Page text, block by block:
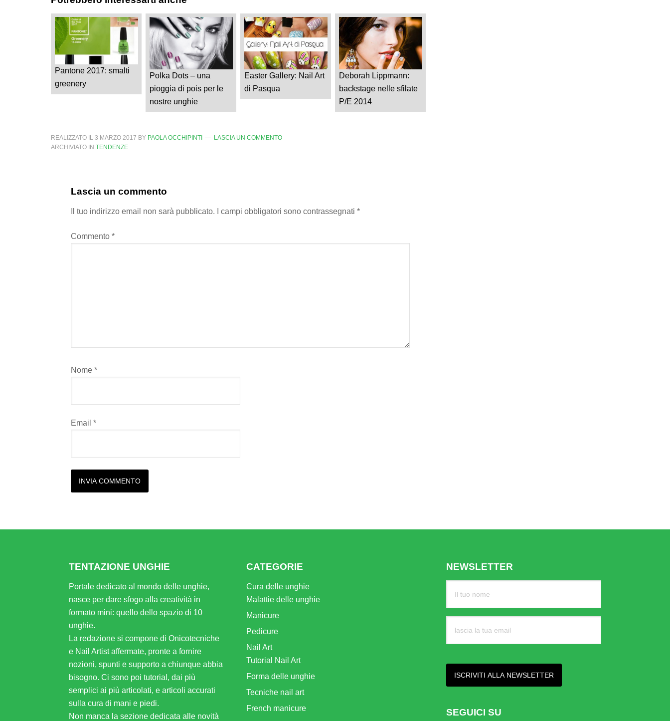
Pantone 2017: smalti
greenery
Polka Dots – una
pioggia di pois per le
nostre unghie
Easter Gallery: Nail Art
di Pasqua
Deborah Lippmann:
backstage nelle sfilate
P/E 2014
REALIZZATO IL 3 MARZO 2017 BY PAOLA OCCHIPINTI
LASCIA UN COMMENTO
ARCHIVIATO IN:TENDENZE
Lascia un commento
Il tuo indirizzo email non sarà pubblicato. I campi obbligatori sono contrassegnati *
Commento *
Nome *
Email *
TENTAZIONE UNGHIE
Portale dedicato al mondo delle unghie,
nasce per dare sfogo alla creatività in
formato mini: quello dello spazio di 10
unghie.
La redazione si compone di Onicotecniche
e Nail Artist affermate, pronte a fornire
nozioni, spunti e supporto a chiunque abbia
bisogno. Ci sono poi tutorial, dai più
semplici ai più articolati, e articoli accurati
sulla cura di mani e piedi.
Non manca la sezione dedicata alle novità
CATEGORIE
Cura delle unghie
Malattie delle unghie
Manicure
Pedicure
Nail Art
Tutorial Nail Art
Forma delle unghie
Tecniche nail art
French manicure
NEWSLETTER
SEGUICI SU